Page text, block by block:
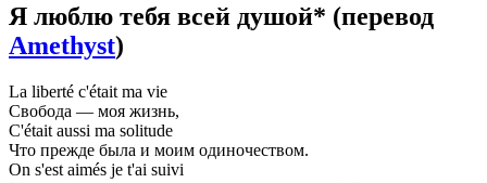
Я люблю тебя всей душой* (перевод
Amethyst)
La liberté c'était ma vie
Свобода — моя жизнь,
C'était aussi ma solitude
Что прежде была и моим одиночеством.
On s'est aimés je t'ai suivi